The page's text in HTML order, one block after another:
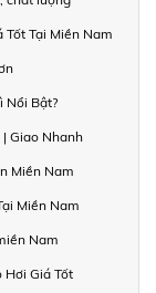
Tốt Tại Miền Nam
Nổi Bật?
| Giao Nhanh
Miền Nam
Miền Nam
Nam
Hơi Giá Tốt